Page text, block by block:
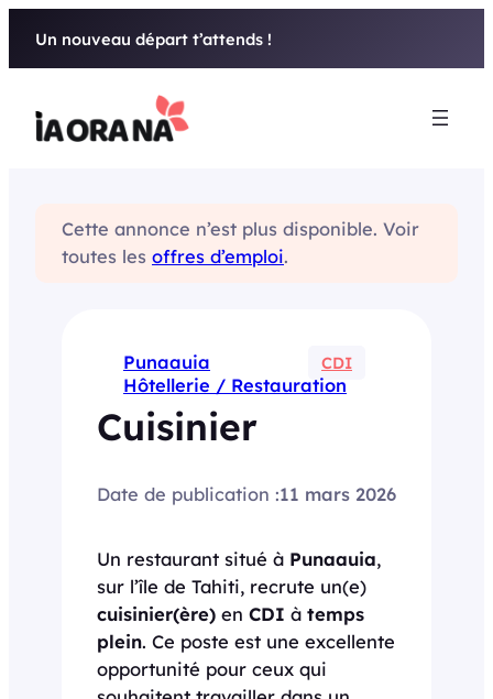
Un nouveau départ t’attends !
Cette annonce n’est plus disponible. Voir
toutes les offres d’emploi.
Punaauia CDI
Hôtellerie / Restauration
Cuisinier
Date de publication :11 mars 2026
Un restaurant situé à Punaauia,
sur l’île de Tahiti, recrute un(e)
cuisinier(ère) en CDI à temps
plein. Ce poste est une excellente
opportunité pour ceux qui